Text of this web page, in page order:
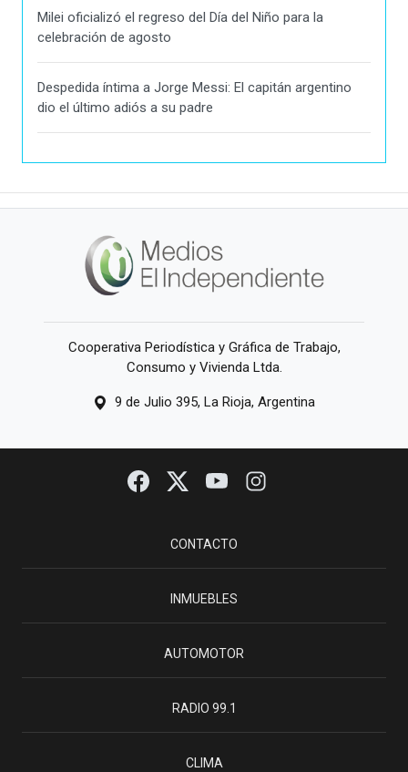
Milei oficializó el regreso del Día del Niño para la
celebración de agosto
Despedida íntima a Jorge Messi: El capitán argentino
dio el último adiós a su padre
Cooperativa Periodística y Gráfica de Trabajo,
Consumo y Vivienda Ltda.
9 de Julio 395, La Rioja, Argentina
CONTACTO
INMUEBLES
AUTOMOTOR
RADIO 99.1
CLIMA